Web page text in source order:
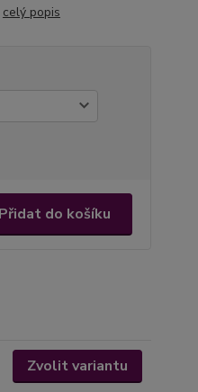
celý popis
Přidat do košíku
Zvolit variantu